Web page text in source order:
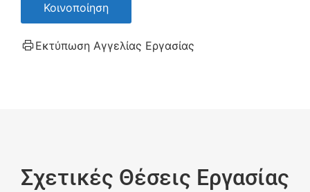
Κοινοποίηση
Εκτύπωση Αγγελίας Εργασίας
Σχετικές Θέσεις Εργασίας